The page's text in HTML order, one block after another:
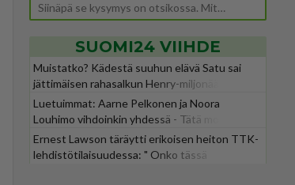
Siinäpä se kysymys on otsikossa. Mitäpä siis tuot/toisit pöytään parisuhteessa? Oletko mies vai nainen? Koetko sen mitä
SUOMI24 VIIHDE
Muistatko? Kädestä suuhun elävä Satu sai
jättimäisen rahasalkun Henry-miljonääriltä
Luetuimmat: Aarne Pelkonen ja Noora
Louhimo vihdoinkin yhdessä - Tätä moni jo
odotti
Ernest Lawson täräytti erikoisen heiton TTK-
lehdistötilaisuudessa: " Onko tässä